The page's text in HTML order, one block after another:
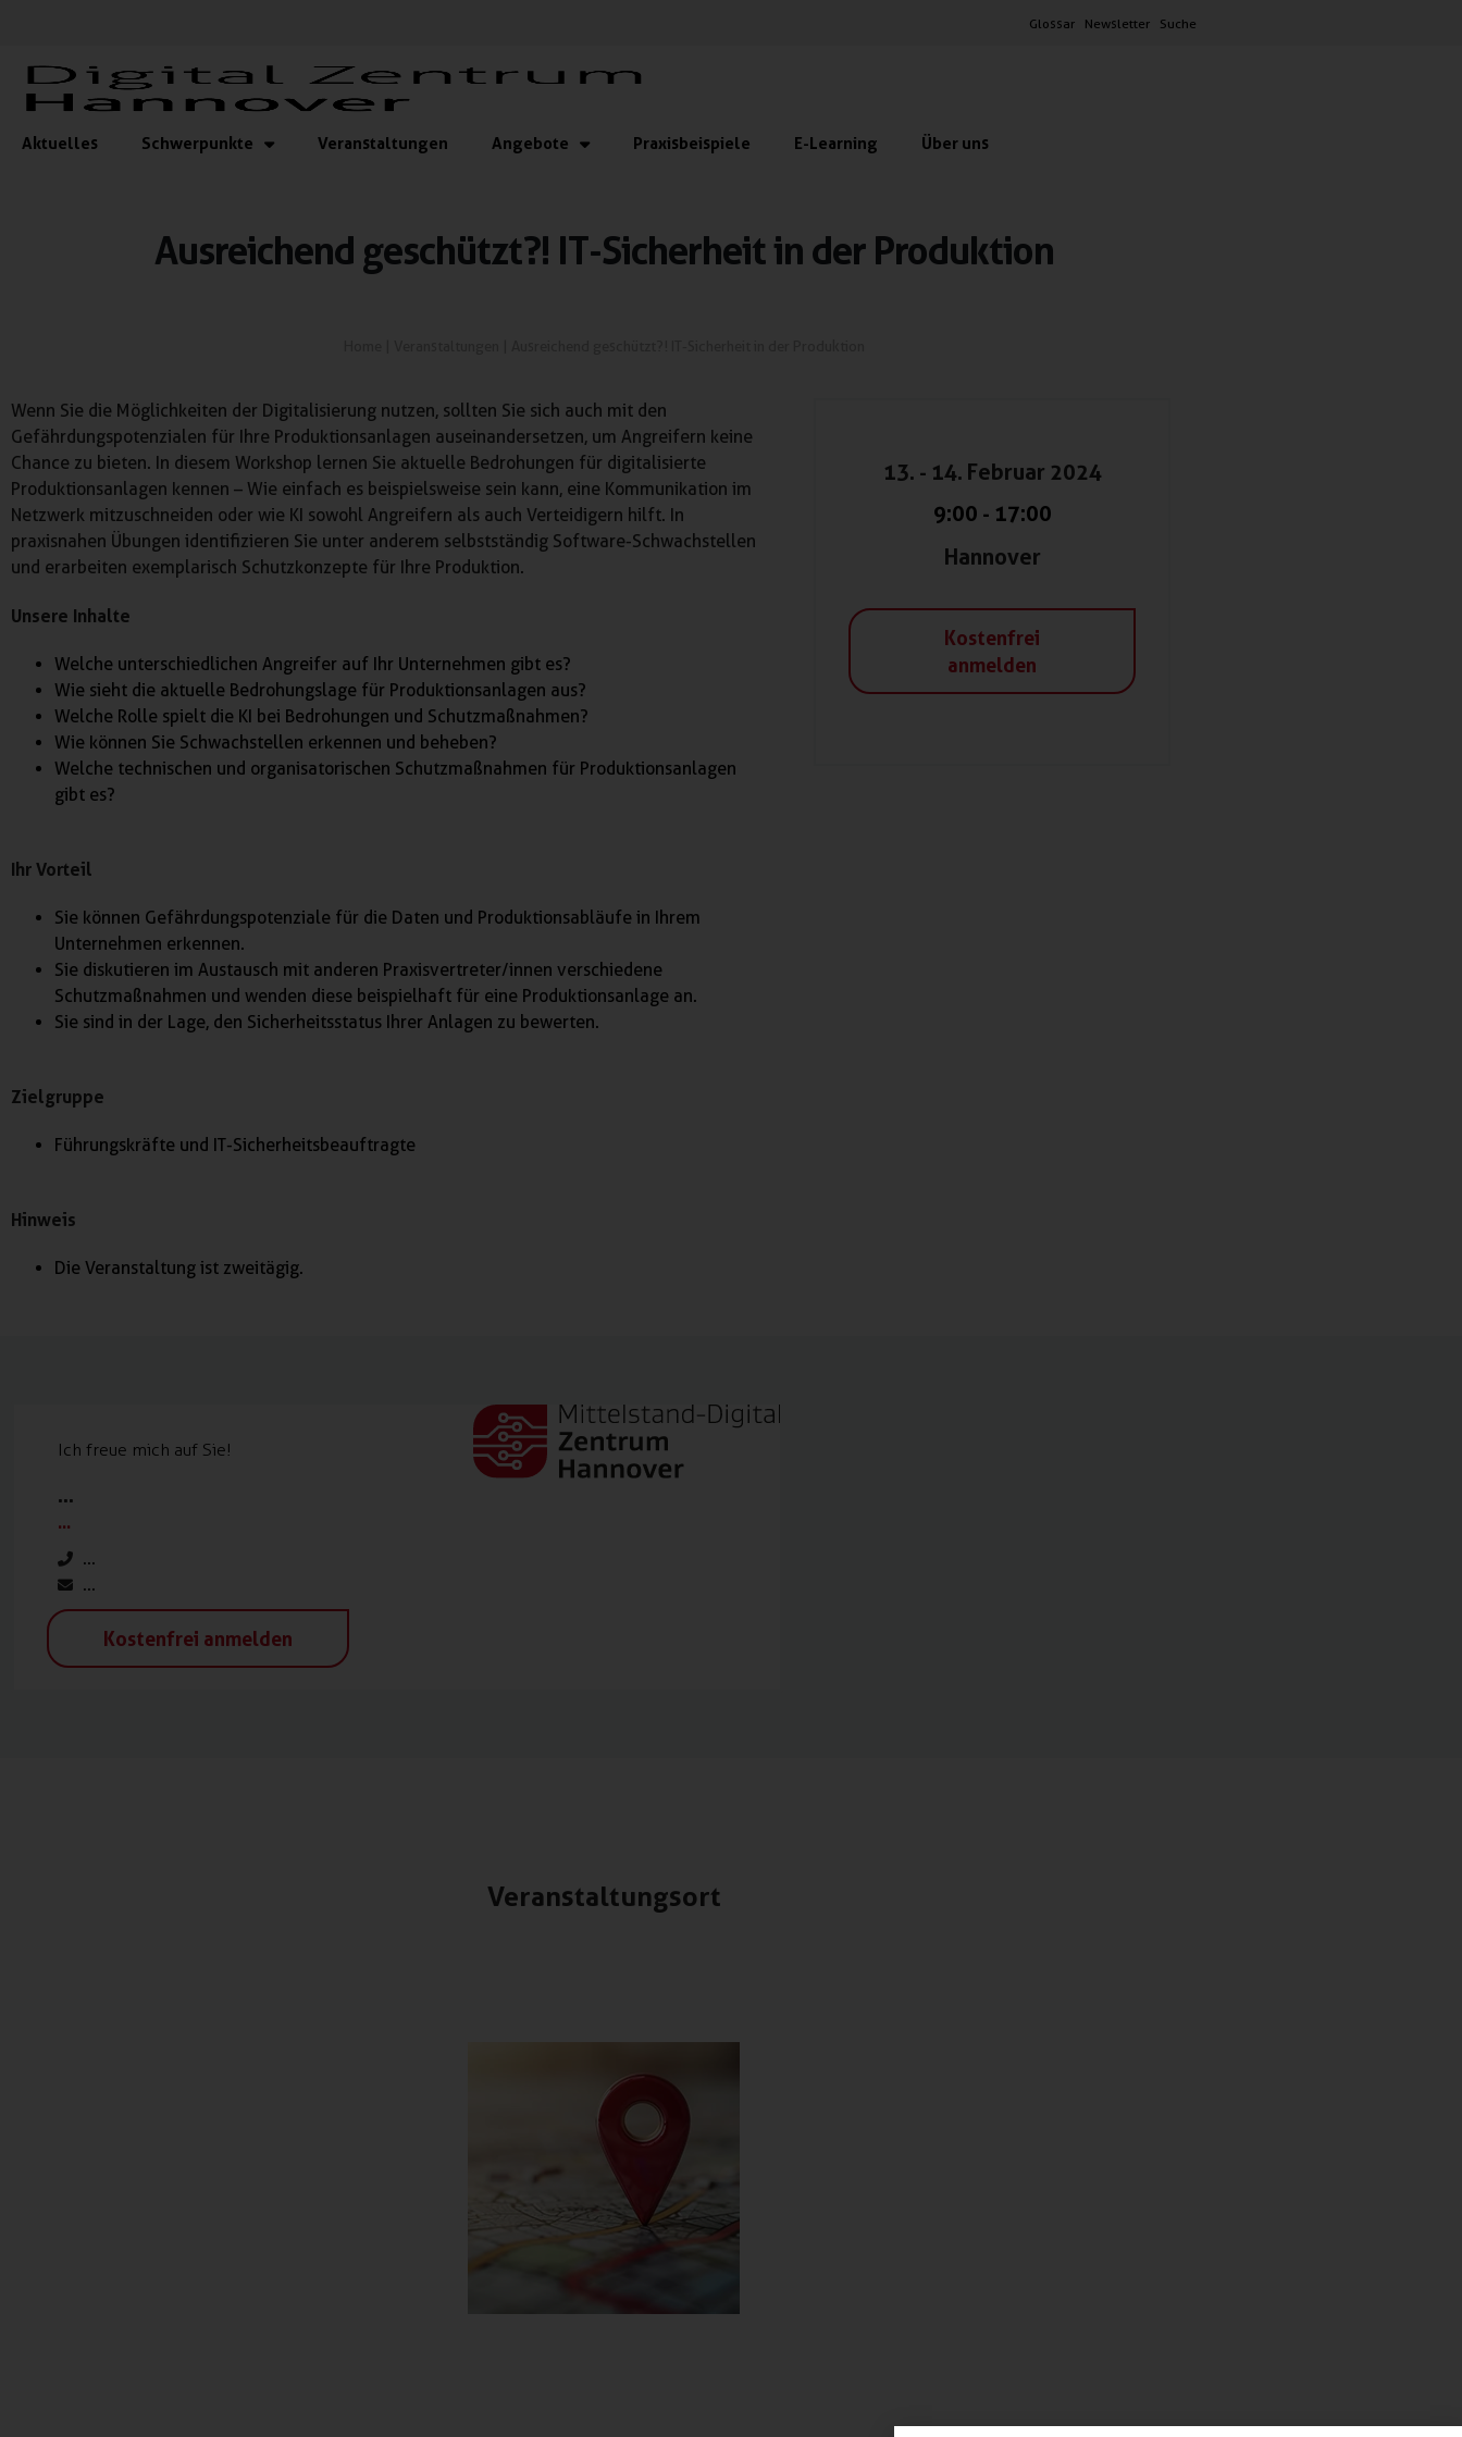
Glossar Newsletter Suche
Aktuelles Schwerpunkte Veranstaltungen Angebote Praxisbeispiele E-Learning Über uns
Ausreichend geschützt?! IT-Sicherheit in der Produktion
Wenn Sie die Möglichkeiten der Digitalisierung nutzen, sollten Sie sich auch mit den
Gefährdungspotenzialen für Ihre Produktionsanlagen auseinandersetzen, um Angreifern keine
Chance zu bieten. In diesem Workshop lernen Sie aktuelle Bedrohungen für digitalisierte
Produktionsanlagen kennen – Wie einfach es beispielsweise sein kann, eine Kommunikation im
Netzwerk mitzuschneiden oder wie KI sowohl Angreifern als auch Verteidigern hilft. In
praxisnahen Übungen identifizieren Sie unter anderem selbstständig Software-Schwachstellen
und erarbeiten exemplarisch Schutzkonzepte für Ihre Produktion.
Unsere Inhalte
Welche unterschiedlichen Angreifer auf Ihr Unternehmen gibt es?
Wie sieht die aktuelle Bedrohungslage für Produktionsanlagen aus?
Welche Rolle spielt die KI bei Bedrohungen und Schutzmaßnahmen?
Wie können Sie Schwachstellen erkennen und beheben?
Welche technischen und organisatorischen Schutzmaßnahmen für Produktionsanlagen
gibt es?
Ihr Vorteil
Sie können Gefährdungspotenziale für die Daten und Produktionsabläufe in Ihrem
Unternehmen erkennen.
Sie diskutieren im Austausch mit anderen Praxisvertreter/innen verschiedene
Schutzmaßnahmen und wenden diese beispielhaft für eine Produktionsanlage an.
Sie sind in der Lage, den Sicherheitsstatus Ihrer Anlagen zu bewerten.
Zielgruppe
Führungskräfte und IT-Sicherheitsbeauftragte
Hinweis
Die Veranstaltung ist zweitägig.
13. - 14. Februar 2024
9:00 - 17:00
Hannover
Kostenfrei
anmelden
Ich freue mich auf Sie!
...
...
...
...
Kostenfrei anmelden
Veranstaltungsort